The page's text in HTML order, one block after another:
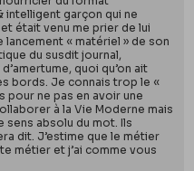
intelligent garçon qui ne
était venu me prier de lui
« matériel » de son
du susdit journal,
quoi qu’on ait
bords. Je connais trop le «
pour ne pas en avoir une
à la Vie Moderne mais
sens absolu du mot. Ils
dit. J’estime que le métier
métier et j’ai comme vous